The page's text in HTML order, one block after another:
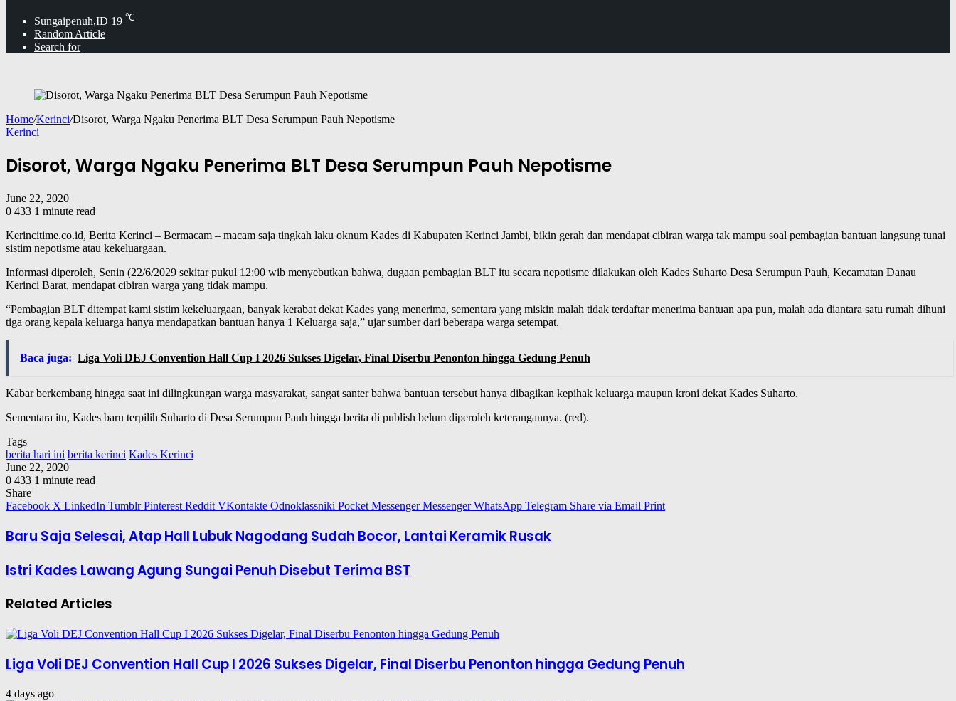
Sungaipenuh,ID 19 ℃
Random Article
Search for
Home/Kerinci/Disorot, Warga Ngaku Penerima BLT Desa Serumpun Pauh Nepotisme
Kerinci
Disorot, Warga Ngaku Penerima BLT Desa Serumpun Pauh Nepotisme
June 22, 2020
0 433 1 minute read
Kerincitime.co.id, Berita Kerinci – Bermacam – macam saja tingkah laku oknum Kades di Kabupaten Kerinci Jambi, bikin gerah dan mendapat cibiran warga tak mampu soal pembagian bantuan langsung tunai
sistim nepotisme atau kekeluargaan.
Informasi diperoleh, Senin (22/6/2029 sekitar pukul 12:00 wib menyebutkan bahwa, dugaan pembagian BLT itu secara nepotisme dilakukan oleh Kades Suharto Desa Serumpun Pauh, Kecamatan Danau
Kerinci Barat, mendapat cibiran warga yang tidak mampu.
“Pembagian BLT ditempat kami sistim kekeluargaan, banyak kerabat dekat Kades yang menerima, sementara yang miskin malah tidak terdaftar menerima bantuan apa pun, malah ada diantara satu rumah dihuni
tiga orang kepala keluarga hanya mendapatkan bantuan hanya 1 Keluarga saja,” ujar sumber dari beberapa warga setempat.
Baca juga: Liga Voli DEJ Convention Hall Cup I 2026 Sukses Digelar, Final Diserbu Penonton hingga Gedung Penuh
Kabar berkembang hingga saat ini dilingkungan warga masyarakat, sangat santer bahwa bantuan tersebut hanya dibagikan kepihak keluarga maupun kroni dekat Kades Suharto.
Sementara itu, Kades baru terpilih Suharto di Desa Serumpun Pauh hingga berita di publish belum diperoleh keterangannya. (red).
Tags
berita hari ini berita kerinci Kades Kerinci
June 22, 2020
0 433 1 minute read
Share
Facebook X LinkedIn Tumblr Pinterest Reddit VKontakte Odnoklassniki Pocket Messenger Messenger WhatsApp Telegram Share via Email Print
Baru Saja Selesai, Atap Hall Lubuk Nagodang Sudah Bocor, Lantai Keramik Rusak
Istri Kades Lawang Agung Sungai Penuh Disebut Terima BST
Related Articles
Liga Voli DEJ Convention Hall Cup I 2026 Sukses Digelar, Final Diserbu Penonton hingga Gedung Penuh
4 days ago